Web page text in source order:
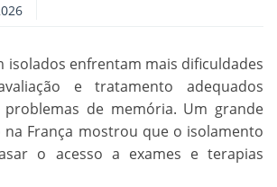
isolados enfrentam mais dificuldades
e tratamento adequados
de memória. Um grande
na França mostrou que o isolamento
o acesso a exames e terapias